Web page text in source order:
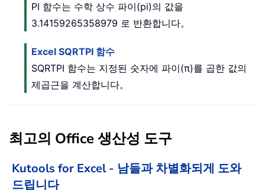
PI 함수는 수학 상수 파이(pi)의 값을
3.14159265358979 로 반환합니다。
Excel SQRTPI 함수
SQRTPI 함수는 지정된 숫자에 파이(π)를 곱한 값의
제곱근을 계산합니다。
최고의 Office 생산성 도구
Kutools for Excel - 남들과 차별화되게 도와
드립니다